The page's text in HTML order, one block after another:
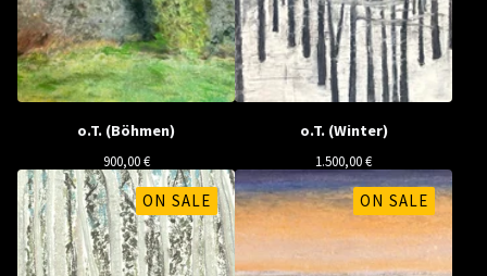
o.T. (Böhmen)
900,00€
o.T. (Winter)
1.500,00€
ON SALE ON SALE